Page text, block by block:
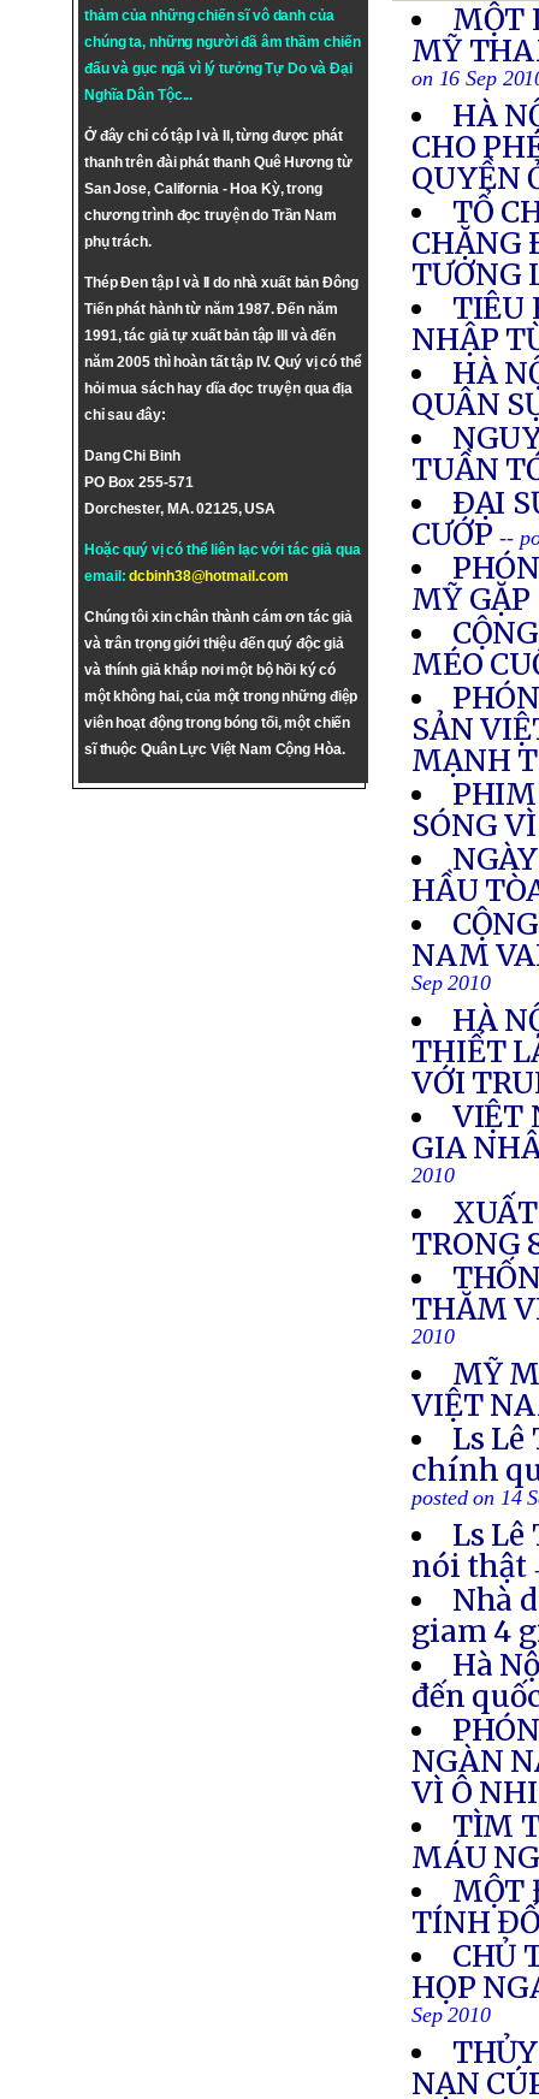
thảm của những chiến sĩ vô danh của
chúng ta, những người đã âm thầm chiến
đấu và gục ngã vì lý tưởngTự DovàĐại
Nghĩa Dân Tộc...
Ở đây chỉ có tập I và II, từng được phát
thanh trên đài phát thanh Quê Hương từ
San Jose, California - Hoa Kỳ, trong
chương trình đọc truyện do Trần Nam
phụ trách.
Thép Đen tập I và II do nhà xuất bản Đông
Tiến phát hành từ năm 1987. Đến năm
1991, tác giả tự xuất bản tập III và đến
năm 2005 thì hoàn tất tập IV. Quý vị có thể
hỏi mua sách hay dĩa đọc truyện qua địa
chỉ sau đây:
Dang Chi Binh
PO Box 255-571
Dorchester, MA. 02125, USA
Hoặc quý vị có thể liên lạc với tác giả qua
email:dcbinh38@hotmail.com
Chúng tôi xin chân thành cám ơn tác giả
và trân trọng giới thiệu đến quý độc giả
và thính giả khắp nơi một bộ hồi ký có
một không hai, của một trong những điệp
viên hoạt động trong bóng tối, một chiến
sĩ thuộc Quân Lực Việt Nam Cộng Hòa.
MỘT
MỸ
on 16 Sep
HÀ
CHO
QUYỀN
TỔ
CHẶNG
TƯƠNG
TIÊU
NHẬP
HÀ
QUÂN
TUẦN
ÐẠI
CƯỚP --
MỸ
MÉO
SẢN
MẠNH
PHIM
SÓNG
HẦU
NAM
Sep 2010
HÀ
THIẾT
VỚI
VIỆT
GIA
2010
TRONG
THĂM
2010
MỸ
VIỆT
Ls
chính
posted on 14
Ls Lê
nói thật
Nhà
giam 4
Hà
đến
NGÀN
VÌ Ô
TÌM
MÁU
MỘT
TÍNH
CHỦ
HỌP
Sep 2010
NẠN